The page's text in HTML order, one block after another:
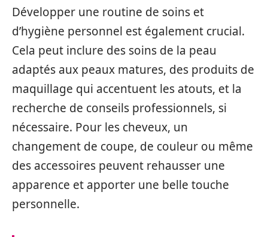
Développer une routine de soins et
d’hygiène personnel est également crucial.
Cela peut inclure des soins de la peau
adaptés aux peaux matures, des produits de
maquillage qui accentuent les atouts, et la
recherche de conseils professionnels, si
nécessaire. Pour les cheveux, un
changement de coupe, de couleur ou même
des accessoires peuvent rehausser une
apparence et apporter une belle touche
personnelle.